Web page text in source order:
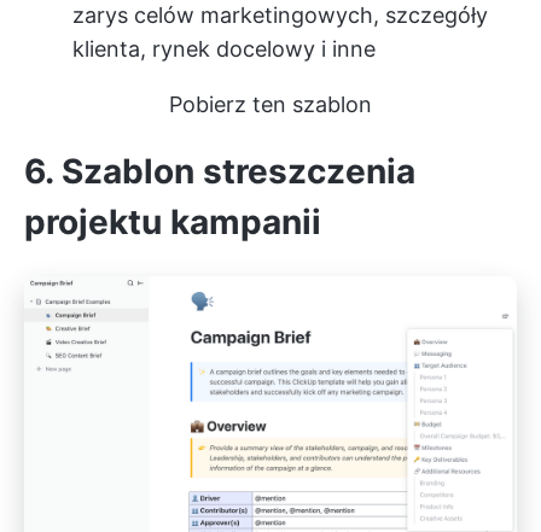
zarys celów marketingowych, szczegóły
klienta, rynek docelowy i inne
Pobierz ten szablon
6. Szablon streszczenia
projektu kampanii